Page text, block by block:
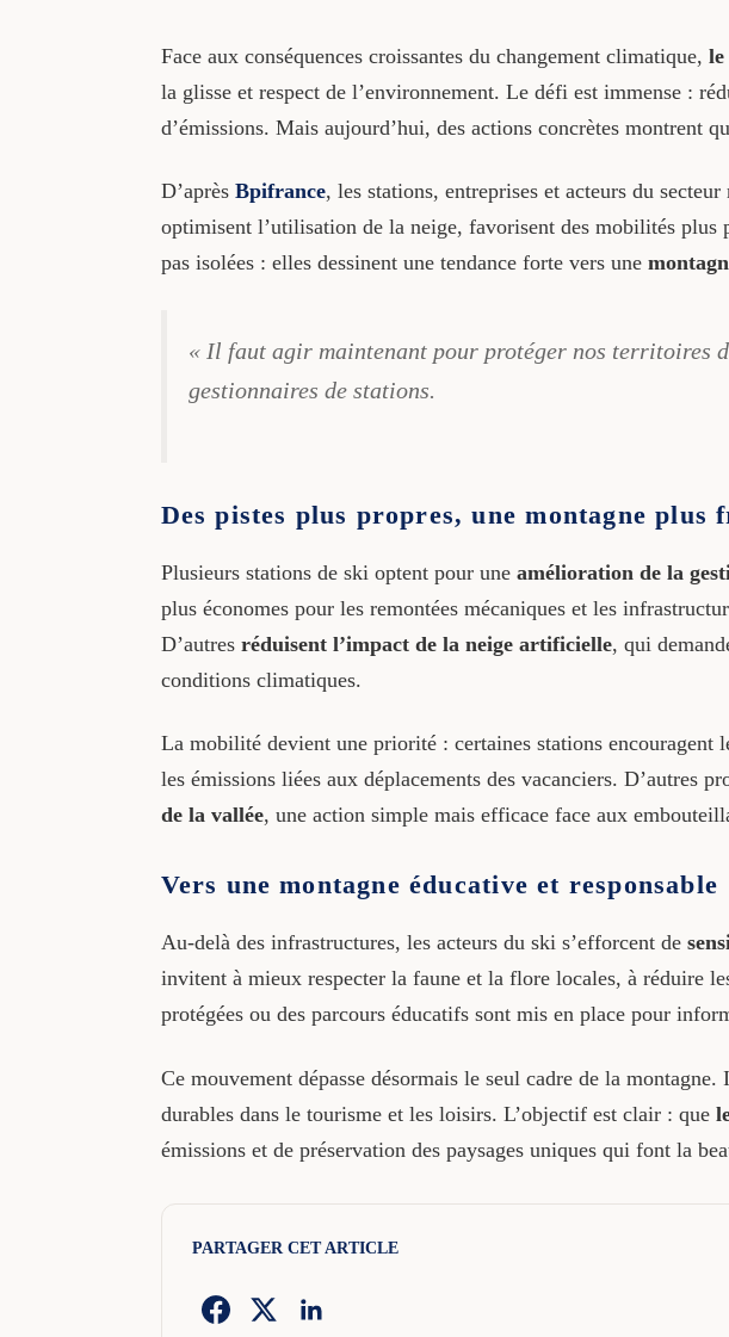
Face aux conséquences croissantes du changement climatique, le
la glisse et respect de l’environnement. Le défi est immense :
d’émissions. Mais aujourd’hui, des actions concrètes montrent
D’après Bpifrance, les stations, entreprises et acteurs du
optimisent l’utilisation de la neige, favorisent des mobilités plus
pas isolées : elles dessinent une tendance forte vers une
« Il faut agir maintenant pour protéger nos territoires
gestionnaires de stations.
Des pistes plus propres, une montagne plus
Plusieurs stations de ski optent pour une amélioration de la
plus économes pour les remontées mécaniques et les
D’autres réduisent l’impact de la neige artificielle, qui
conditions climatiques.
La mobilité devient une priorité : certaines stations encouragent
les émissions liées aux déplacements des vacanciers. D’autres
de la vallée, une action simple mais efficace face aux
Vers une montagne éducative et responsable
Au-delà des infrastructures, les acteurs du ski s’efforcent de
invitent à mieux respecter la faune et la flore locales, à réduire
protégées ou des parcours éducatifs sont mis en place pour
Ce mouvement dépasse désormais le seul cadre de la
durables dans le tourisme et les loisirs. L’objectif est clair : que
émissions et de préservation des paysages uniques qui font la
PARTAGER CET ARTICLE